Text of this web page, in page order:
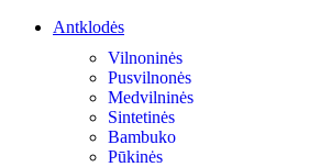
Antklodės
Vilnoninės
Pusvilnonės
Medvilninės
Sintetinės
Bambuko
Pūkinės